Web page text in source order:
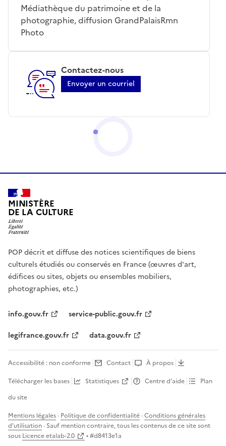
Médiathèque du patrimoine et de la
photographie, diffusion GrandPalaisRmn
Photo
Contactez-nous
Envoyer un courriel
MINISTÈRE
DE LA CULTURE
POP décrit et diffuse des notices scientifiques de biens
culturels étudiés ou conservés en France (œuvres d'art,
édifices ou sites, objets ou ensembles mobiliers,
photographies, etc.)
info.gouv.fr
service-public.gouv.fr
legifrance.gouv.fr
data.gouv.fr
Accessibilité : non conforme Contact
À propos
Télécharger les bases
Statistiques Centre d’aide
Plan
du site
Mentions légales · Politique de confidentialité ·Conditions générales
d'utilisation · Sauf mention contraire, tous les contenus de ce site sont
sous Licence etalab-2.0 • #d8413e1a